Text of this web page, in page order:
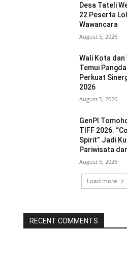
Desa Tateli
22 Peserta
Wawancara
August 5, 2026
Wali Kota dan
Temui
Perkuat
2026
August 5, 2026
GenPI
TIFF 2026:
Spirit” Jadi
Pariwisata
August 5, 2026
Load more
RECENT COMMENTS